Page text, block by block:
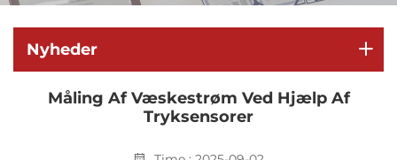
Nyheder
Måling Af Væskestrøm Ved Hjælp Af
Tryksensorer